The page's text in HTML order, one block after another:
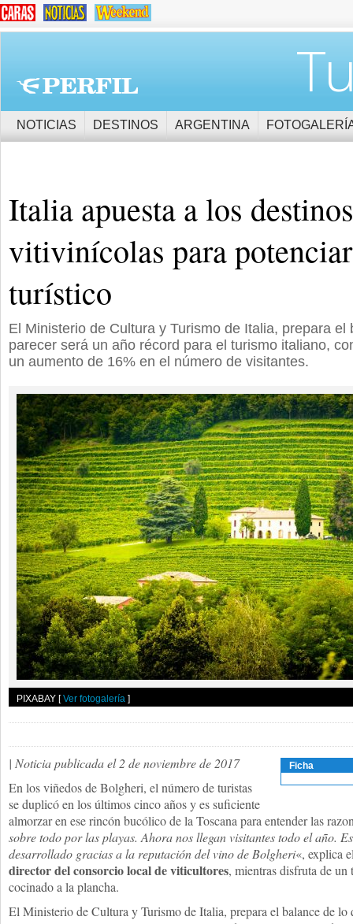
NOTICIAS DESTINOS ARGENTINA
Italia apuesta a los destinos
vitivinícolas para
turístico
El Ministerio de Cultura y Turismo de Italia, prepara el
parecer será un año récord para el turismo italiano,
un aumento de 16% en el número de visitantes.
PIXABAY [Ver fotogalería ]
Ficha
| Noticia publicada el 2 de noviembre de 2017
En los viñedos de Bolgheri, el número de turistas
se duplicó en los últimos cinco años y es suficiente
almorzar en ese rincón bucólico de la Toscana para entender las
sobre todo por las playas. Ahora nos llegan visitantes todo el año.
desarrollado gracias a la reputación del vino de Bolgheri«, explica
director del consorcio local de viticultores, mientras disfruta de
cocinado a la plancha.
El Ministerio de Cultura y Turismo de Italia, prepara el balance de lo